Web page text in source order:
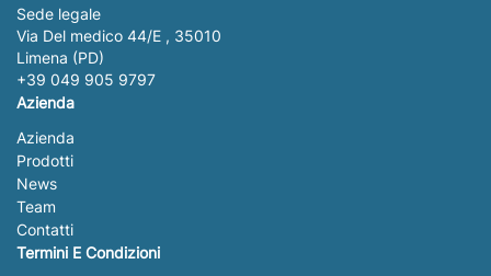
Sede legale
Via Del medico 44/E , 35010
Limena (PD)
+39 049 905 9797
Azienda
Azienda
Prodotti
News
Team
Contatti
Termini E Condizioni